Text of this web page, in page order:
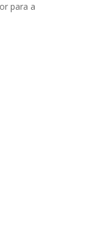
para a